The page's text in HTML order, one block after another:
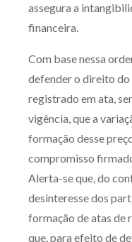
assegura a
financeira.
Com base nessa
defender o direito
registrado em ata,
vigência, que a
formação desse
compromisso
Alerta-se que, do
desinteresse dos
formação de atas de
que, para efeito de